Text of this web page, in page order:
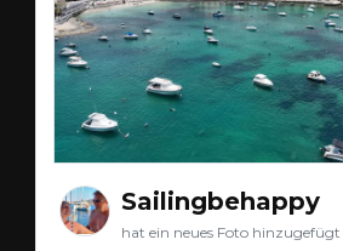
Sailingbehappy
hat ein neues Foto